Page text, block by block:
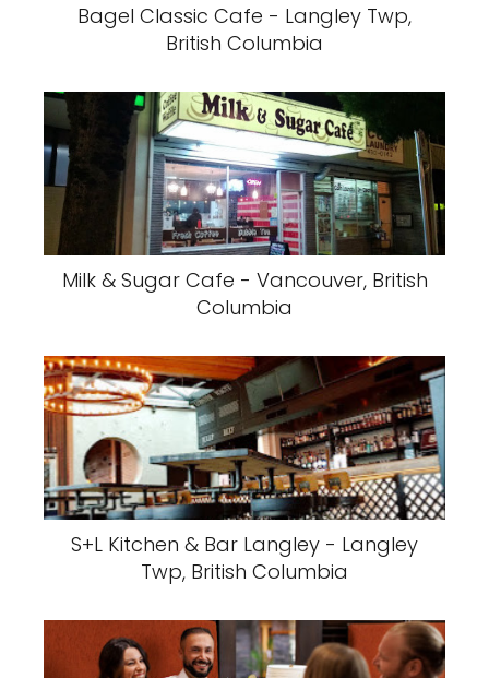
Bagel Classic Cafe - Langley Twp,
British Columbia
Milk & Sugar Cafe - Vancouver, British
Columbia
S+L Kitchen & Bar Langley - Langley
Twp, British Columbia